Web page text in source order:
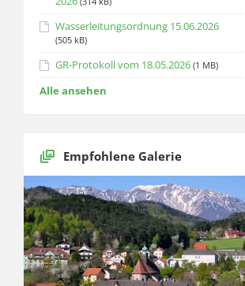
Wasserleitungsordnung 15.06.2026
(505 kB)
GR-Protokoll vom 18.05.2026 (1 MB)
Alle ansehen
Empfohlene Galerie